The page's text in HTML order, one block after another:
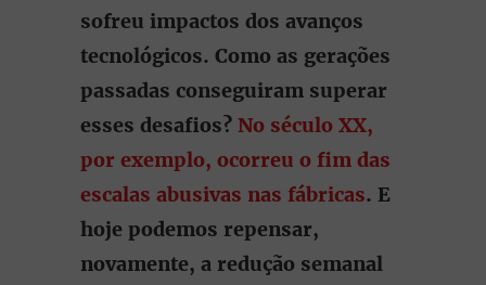
sofreu impactos dos avanços
tecnológicos. Como as gerações
passadas conseguiram superar
esses desafios? No século XX,
por exemplo, ocorreu o fim das
escalas abusivas nas fábricas. E
hoje podemos repensar,
novamente, a redução semanal